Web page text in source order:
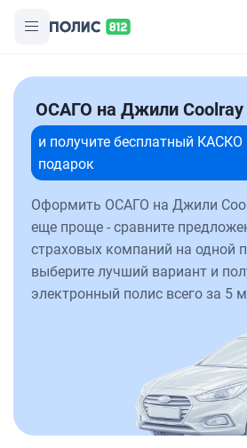
ОСАГО на Джили Coolray
и получите бесплатный КАСКО
подарок
Оформить ОСАГО на Джили
еще проще - сравните
страховых компаний на одной
выберите лучший вариант и
электронный полис всего за 5